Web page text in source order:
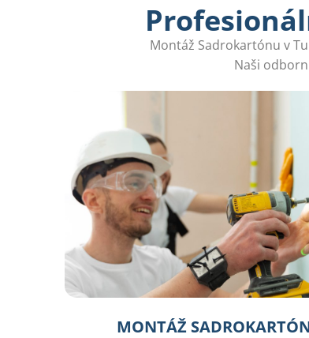
Montáž Sadrokartónu v
Naši
MONTÁŽ